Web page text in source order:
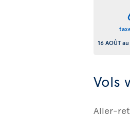
16 AOÛTau
Vols
Aller-